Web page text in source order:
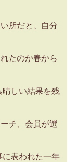
所だと、自分
たのか春から
晴しい結果を残
チ、会員が選
に表われた一年